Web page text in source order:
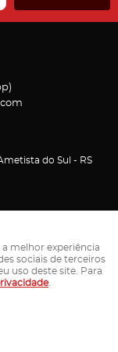
do Sul - RS
melhor experiência
sociais de terceiros
uso deste site. Para
.